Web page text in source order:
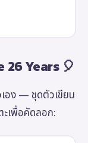
Years 🎈
อง — ชุดตัวเขียน
เพื่อคัดลอก: